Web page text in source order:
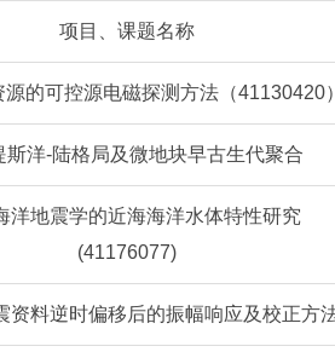
项目、课题名称
源的可控源电磁探测方法（41130420
斯洋-陆格局及微地块早古生代聚合
洋地震学的近海海洋水体特性研究
(41176077)
资料逆时偏移后的振幅响应及校正方